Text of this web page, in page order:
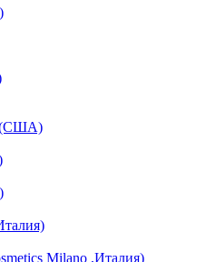
(США)
Milano ,Италия)